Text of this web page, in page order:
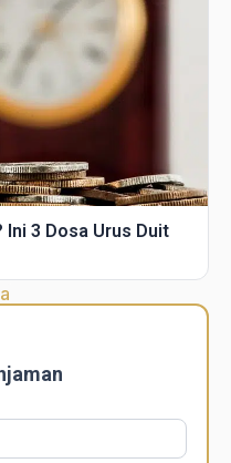
Ini 3 Dosa Urus Duit